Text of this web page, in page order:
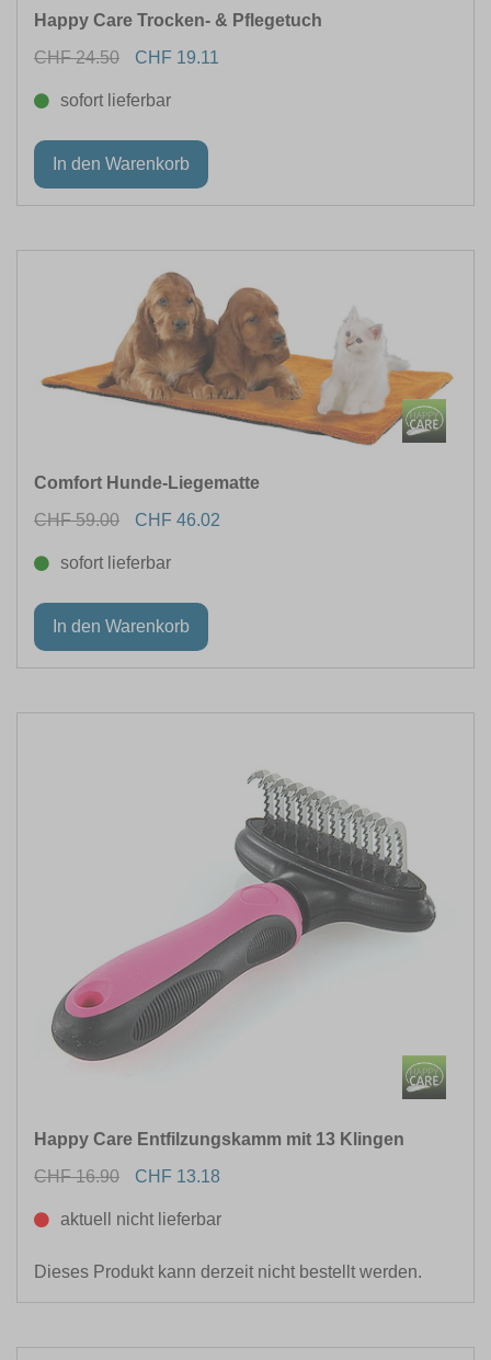
Happy Care Trocken- & Pflegetuch
CHF 24.50
CHF 19.11
sofort lieferbar
Comfort Hunde-Liegematte
CHF 59.00
CHF 46.02
sofort lieferbar
Happy Care Entfilzungskamm mit 13 Klingen
CHF 16.90
CHF 13.18
aktuell nicht lieferbar
Dieses Produkt kann derzeit nicht bestellt werden.